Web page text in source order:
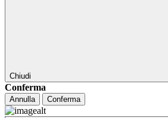
Chiudi
Conferma
Annulla Conferma